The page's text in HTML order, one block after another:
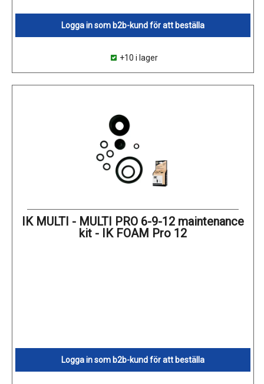
Logga in som b2b-kund för att beställa
+10 i lager
IK MULTI - MULTI PRO 6-9-12 maintenance
kit - IK FOAM Pro 12
Logga in som b2b-kund för att beställa